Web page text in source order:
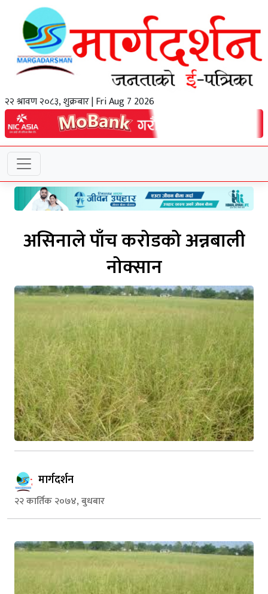
२२ श्रावण २०८३, शुक्रबार | Fri Aug 7 2026
असिनाले पाँच करोडको अन्नबाली
नोक्सान
मार्गदर्शन
२२ कार्तिक २०७४, बुधबार